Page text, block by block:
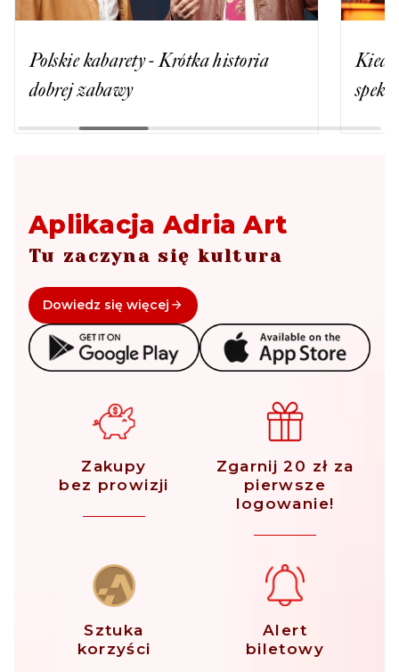
Polskie kabarety - Krótka historia
dobrej zabawy
Aplikacja Adria Art
Tu zaczyna się kultura
Dowiedz się więcej
Zakupy
bez prowizji
Zgarnij 20 zł za
pierwsze
logowanie!
Sztuka
korzyści
Alert
biletowy